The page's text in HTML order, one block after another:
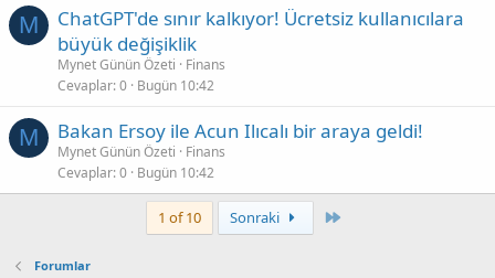
M
ChatGPT'de sınır kalkıyor! Ücretsiz kullanıcılara
büyük değişiklik
Mynet Günün Özeti
Finans
Cevaplar 0 Bugün 10:42
M Bakan Ersoy ile Acun Ilıcalı bir araya geldi!
Mynet Günün Özeti
Finans
Cevaplar 0 Bugün 10:42
1 of 10 Sonraki
Forumlar